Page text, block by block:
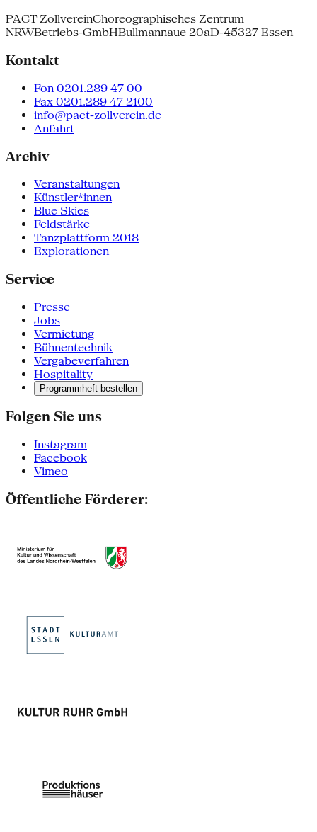
PACT ZollvereinChoreographisches Zentrum
NRWBetriebs-GmbHBullmannaue 20aD-45327 Essen
Kontakt
Fon 0201.289 47 00
Fax 0201.289 47 2100
info@pact-zollverein.de
Anfahrt
Archiv
Veranstaltungen
Künstler*innen
Blue Skies
Feldstärke
Tanzplattform 2018
Explorationen
Service
Presse
Jobs
Vermietung
Bühnentechnik
Vergabeverfahren
Hospitality
Programmheft bestellen
Folgen Sie uns
Instagram
Facebook
Vimeo
Öffentliche Förderer: